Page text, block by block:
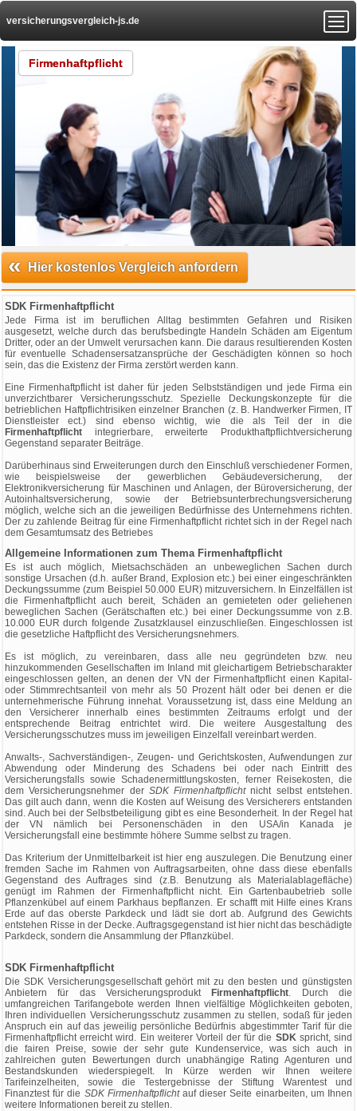
versicherungsvergleich-js.de
Firmenhaftpflicht
« Hier kostenlos Vergleich anfordern
SDK Firmenhaftpflicht
Jede Firma ist im beruflichen Alltag bestimmten Gefahren und Risiken
ausgesetzt, welche durch das berufsbedingte Handeln Schäden am Eigentum
Dritter, oder an der Umwelt verursachen kann. Die daraus resultierenden Kosten
für eventuelle Schadensersatzansprüche der Geschädigten können so hoch
sein, das die Existenz der Firma zerstört werden kann.
Eine Firmenhaftpflicht ist daher für jeden Selbstständigen und jede Firma ein
unverzichtbarer Versicherungsschutz. Spezielle Deckungskonzepte für die
betrieblichen Haftpflichtrisiken einzelner Branchen (z. B. Handwerker Firmen, IT
Dienstleister ect.) sind ebenso wichtig, wie die als Teil der in die
Firmenhaftpflicht integrierbare, erweiterte Produkthaftpflichtversicherung
Gegenstand separater Beiträge.
Darüberhinaus sind Erweiterungen durch den Einschluß verschiedener Formen,
wie beispielsweise der gewerblichen Gebäudeversicherung, der
Elektronikversicherung für Maschinen und Anlagen, der Büroversicherung, der
Autoinhaltsversicherung, sowie der Betriebsunterbrechungsversicherung
möglich, welche sich an die jeweiligen Bedürfnisse des Unternehmens richten.
Der zu zahlende Beitrag für eine Firmenhaftpflicht richtet sich in der Regel nach
dem Gesamtumsatz des Betriebes
Allgemeine Informationen zum Thema Firmenhaftpflicht
Es ist auch möglich, Mietsachschäden an unbeweglichen Sachen durch
sonstige Ursachen (d.h. außer Brand, Explosion etc.) bei einer eingeschränkten
Deckungssumme (zum Beispiel 50.000 EUR) mitzuversichern. In Einzelfällen ist
die Firmenhaftpflicht auch bereit, Schäden an gemieteten oder geliehenen
beweglichen Sachen (Gerätschaften etc.) bei einer Deckungssumme von z.B.
10.000 EUR durch folgende Zusatzklausel einzuschließen. Eingeschlossen ist
die gesetzliche Haftpflicht des Versicherungsnehmers.
Es ist möglich, zu vereinbaren, dass alle neu gegründeten bzw. neu
hinzukommenden Gesellschaften im Inland mit gleichartigem Betriebscharakter
eingeschlossen gelten, an denen der VN der Firmenhaftpflicht einen Kapital-
oder Stimmrechtsanteil von mehr als 50 Prozent hält oder bei denen er die
unternehmerische Führung innehat. Voraussetzung ist, dass eine Meldung an
den Versicherer innerhalb eines bestimmten Zeitraums erfolgt und der
entsprechende Beitrag entrichtet wird. Die weitere Ausgestaltung des
Versicherungsschutzes muss im jeweiligen Einzelfall vereinbart werden.
Anwalts-, Sachverständigen-, Zeugen- und Gerichtskosten, Aufwendungen zur
Abwendung oder Minderung des Schadens bei oder nach Eintritt des
Versicherungsfalls sowie Schadenermittlungskosten, ferner Reisekosten, die
dem Versicherungsnehmer der SDK Firmenhaftpflichtnicht selbst entstehen.
Das gilt auch dann, wenn die Kosten auf Weisung des Versicherers entstanden
sind. Auch bei der Selbstbeteiligung gibt es eine Besonderheit. In der Regel hat
der VN nämlich bei Personenschäden in den USA/in Kanada je
Versicherungsfall eine bestimmte höhere Summe selbst zu tragen.
Das Kriterium der Unmittelbarkeit ist hier eng auszulegen. Die Benutzung einer
fremden Sache im Rahmen von Auftragsarbeiten, ohne dass diese ebenfalls
Gegenstand des Auftrages sind (z.B. Benutzung als Materialablagefläche)
genügt im Rahmen der Firmenhaftpflicht nicht. Ein Gartenbaubetrieb solle
Pflanzenkübel auf einem Parkhaus bepflanzen. Er schafft mit Hilfe eines Krans
Erde auf das oberste Parkdeck und lädt sie dort ab. Aufgrund des Gewichts
entstehen Risse in der Decke. Auftragsgegenstand ist hier nicht das beschädigte
Parkdeck, sondern die Ansammlung der Pflanzkübel.
SDK Firmenhaftpflicht
Die SDK Versicherungsgesellschaft gehört mit zu den besten und günstigsten
Anbietern für das Versicherungsprodukt
Firmenhaftpflicht. Durch die
umfangreichen Tarifangebote werden Ihnen vielfältige Möglichkeiten geboten,
Ihren individuellen Versicherungsschutz zusammen zu stellen, sodaß für jeden
Anspruch ein auf das jeweilig persönliche Bedürfnis abgestimmter Tarif für die
Firmenhaftpflicht erreicht wird. Ein weiterer Vorteil der für die SDK spricht, sind
die fairen Preise, sowie der sehr gute Kundenservice, was sich auch in
zahlreichen guten Bewertungen durch unabhängige Rating Agenturen und
Bestandskunden wiederspiegelt. In Kürze werden wir Ihnen weitere
Tarifeinzelheiten, sowie die Testergebnisse der Stiftung Warentest und
Finanztest für die SDK Firmenhaftpflichtauf dieser Seite einarbeiten, um Ihnen
weitere Informationen bereit zu stellen.